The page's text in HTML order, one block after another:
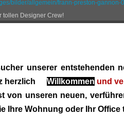
bilder/allgemein/frann-preston-gannon-
tollen Designer Crew!
unserer entstehenden
herzlich Willkommen und
von unseren neuen,
Ihre Wohnung oder Ihr